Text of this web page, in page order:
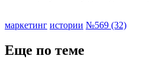
маркетинг истории №569 (32)
Еще по теме